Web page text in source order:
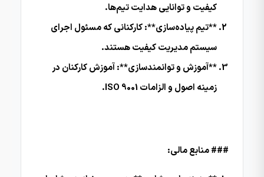
کیفیت و توانایی هدایت تیم‌ها.
**تیم پیاده‌سازی**: کارکنانی که مسئول اجرای
سیستم مدیریت کیفیت هستند.
**آموزش و توانمندسازی**: آموزش کارکنان در
زمینه اصول و الزامات ISO 9001.
### منابع مالی: